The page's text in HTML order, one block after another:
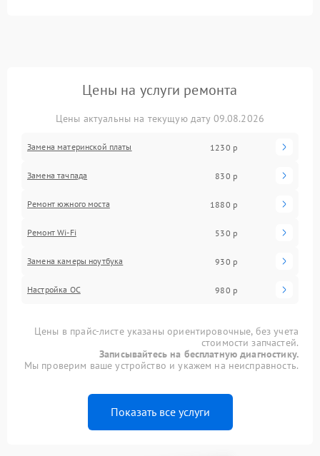
Цены на услуги ремонта
Цены актуальны на текущую дату 09.08.2026
Замена материнской платы 1230 р
Замена тачпада 830 р
Ремонт южного моста 1880 р
Ремонт Wi-Fi 530 р
Замена камеры ноутбука 930 р
Настройка ОС 980 р
Цены в прайс-листе указаны ориентировочные, без учета
стоимости запчастей.
Записывайтесь на бесплатную диагностику.
Мы проверим ваше устройство и укажем на неисправность.
Показать все услуги